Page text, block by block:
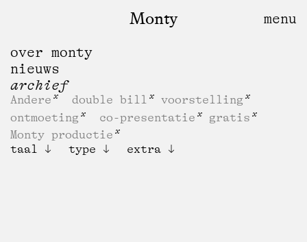
Monty
over monty
nieuws
archief
Andere double bill
voorstelling
ontmoeting
co-presentatie
gratis
Monty productie
taal
type extra